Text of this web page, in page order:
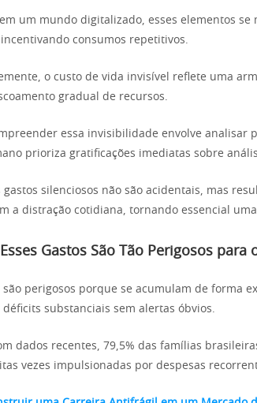
um mundo digitalizado, esses elementos
consumos repetitivos.
o custo de vida invisível reflete uma
gradual de recursos.
essa invisibilidade envolve analisar
prioriza gratificações imediatas sobre
gastos silenciosos não são acidentais, mas
a distração cotidiana, tornando essencial
Gastos São Tão Perigosos para
são perigosos porque se acumulam de forma
substanciais sem alertas óbvios.
dados recentes, 79,5% das famílias
vezes impulsionadas por despesas